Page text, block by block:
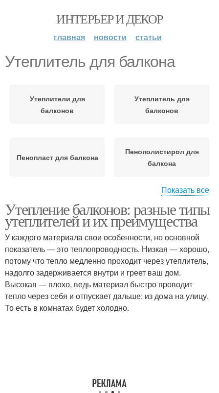
ИНТЕРЬЕР И ДЕКОР
главная новости статьи
Утеплитель для балкона
Утеплители для
балконов
Утеплитель для
балконов
Пенопласт для балкона
Пенополистирол для
балкона
Материал на балкон
Показать все
Утепление балконов: разные типы
утеплителей и их преимущества
У каждого материала свои особенности, но основной
показатель — это теплопроводность. Низкая — хорошо,
потому что тепло медленно проходит через утеплитель,
надолго задерживается внутри и греет ваш дом.
Высокая — плохо, ведь материал быстро проводит
тепло через себя и отпускает дальше: из дома на улицу.
То есть в комнатах будет холодно.